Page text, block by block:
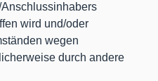
wird und/oder
wegen
durch andere